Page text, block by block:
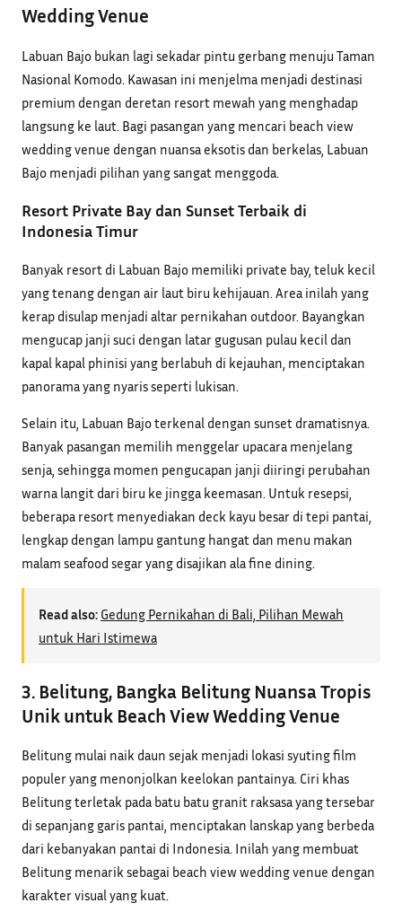
Wedding Venue
Labuan Bajo bukan lagi sekadar pintu gerbang menuju Taman
Nasional Komodo. Kawasan ini menjelma menjadi destinasi
premium dengan deretan resort mewah yang menghadap
langsung ke laut. Bagi pasangan yang mencari beach view
wedding venue dengan nuansa eksotis dan berkelas, Labuan
Bajo menjadi pilihan yang sangat menggoda.
Resort Private Bay dan Sunset Terbaik di
Indonesia Timur
Banyak resort di Labuan Bajo memiliki private bay, teluk kecil
yang tenang dengan air laut biru kehijauan. Area inilah yang
kerap disulap menjadi altar pernikahan outdoor. Bayangkan
mengucap janji suci dengan latar gugusan pulau kecil dan
kapal kapal phinisi yang berlabuh di kejauhan, menciptakan
panorama yang nyaris seperti lukisan.
Selain itu, Labuan Bajo terkenal dengan sunset dramatisnya.
Banyak pasangan memilih menggelar upacara menjelang
senja, sehingga momen pengucapan janji diiringi perubahan
warna langit dari biru ke jingga keemasan. Untuk resepsi,
beberapa resort menyediakan deck kayu besar di tepi pantai,
lengkap dengan lampu gantung hangat dan menu makan
malam seafood segar yang disajikan ala fine dining.
Read also: Gedung Pernikahan di Bali, Pilihan Mewah
untuk Hari Istimewa
3. Belitung, Bangka Belitung Nuansa Tropis
Unik untuk Beach View Wedding Venue
Belitung mulai naik daun sejak menjadi lokasi syuting film
populer yang menonjolkan keelokan pantainya. Ciri khas
Belitung terletak pada batu batu granit raksasa yang tersebar
di sepanjang garis pantai, menciptakan lanskap yang berbeda
dari kebanyakan pantai di Indonesia. Inilah yang membuat
Belitung menarik sebagai beach view wedding venue dengan
karakter visual yang kuat.